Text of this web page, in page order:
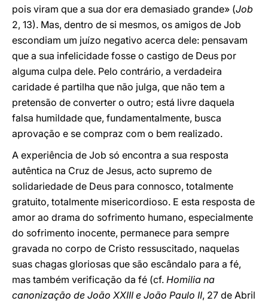
pois viram que a sua dor era demasiado grande» (Job
2, 13). Mas, dentro de si mesmos, os amigos de Job
escondiam um juízo negativo acerca dele: pensavam
que a sua infelicidade fosse o castigo de Deus por
alguma culpa dele. Pelo contrário, a verdadeira
caridade é partilha que não julga, que não tem a
pretensão de converter o outro; está livre daquela
falsa humildade que, fundamentalmente, busca
aprovação e se compraz com o bem realizado.
A experiência de Job só encontra a sua resposta
autêntica na Cruz de Jesus, acto supremo de
solidariedade de Deus para connosco, totalmente
gratuito, totalmente misericordioso. E esta resposta de
amor ao drama do sofrimento humano, especialmente
do sofrimento inocente, permanece para sempre
gravada no corpo de Cristo ressuscitado, naquelas
suas chagas gloriosas que são escândalo para a fé,
mas também verificação da fé (cf. Homilia na
canonização de João XXIII e João Paulo II, 27 de Abril